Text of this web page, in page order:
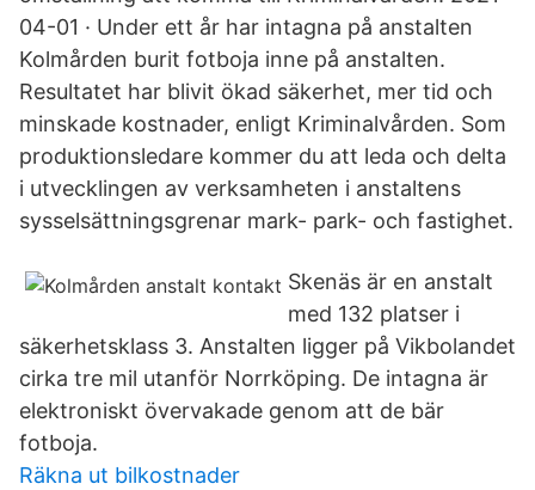
04-01 · Under ett år har intagna på anstalten
Kolmården burit fotboja inne på anstalten.
Resultatet har blivit ökad säkerhet, mer tid och
minskade kostnader, enligt Kriminalvården. Som
produktionsledare kommer du att leda och delta
i utvecklingen av verksamheten i anstaltens
sysselsättningsgrenar mark- park- och fastighet.
Skenäs är en anstalt
med 132 platser i
säkerhetsklass 3. Anstalten ligger på Vikbolandet
cirka tre mil utanför Norrköping. De intagna är
elektroniskt övervakade genom att de bär
fotboja.
Räkna ut bilkostnader